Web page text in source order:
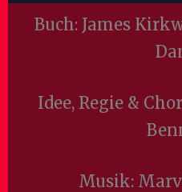
Buch: James
Idee, Regie &
Musik: